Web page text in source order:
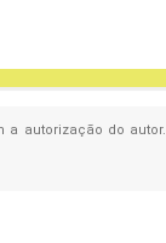
a autorização do